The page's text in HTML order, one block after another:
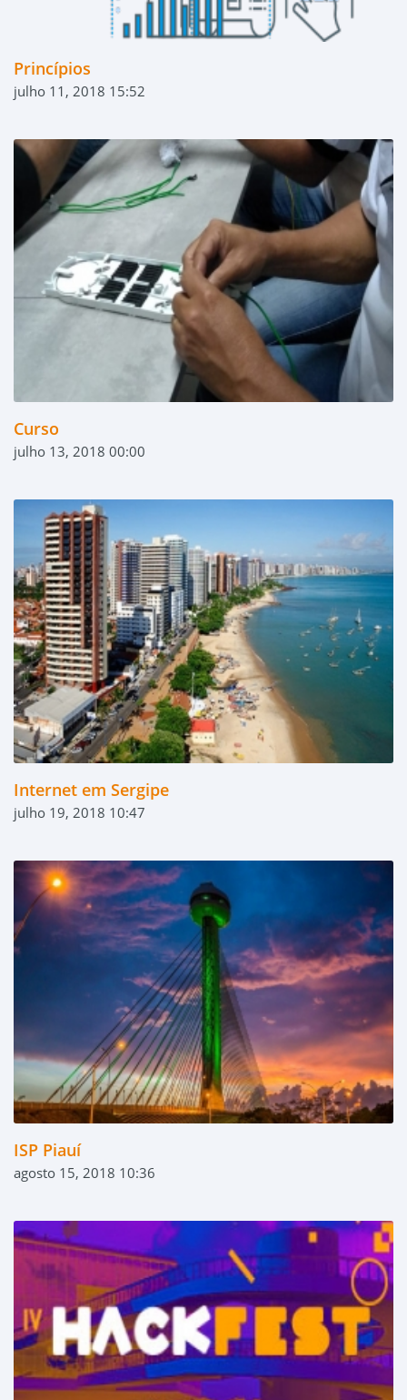
Princípios
julho 11, 2018 15:52
Curso
julho 13, 2018 00:00
Internet em Sergipe
julho 19, 2018 10:47
ISP Piauí
agosto 15, 2018 10:36